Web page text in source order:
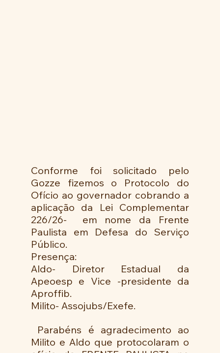
Conforme foi solicitado pelo
Gozze fizemos o Protocolo do
Ofício ao governador cobrando a
aplicação da Lei Complementar
226/26-  em nome da Frente
Paulista em Defesa do Serviço
Público.
Presença:
Aldo- Diretor Estadual da
Apeoesp e Vice -presidente da
Aproffib.
Milito- Assojubs/Exefe.
Milito e Aldo que protocolaram o